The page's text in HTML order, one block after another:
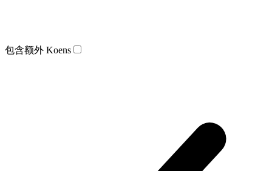
包含额外 Koens